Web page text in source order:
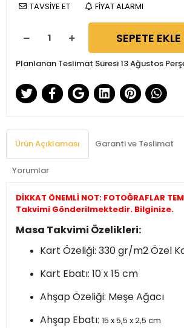
TAVSİYE ET FİYAT ALARMI
SEPETE EKLE
Planlanan Teslimat Süresi 13 Ağustos
Ürün Açıklaması Garanti ve Teslimat
Yorumlar
DİKKAT ÖNEMLİ NOT: FOTOĞRAFLAR
Takvimi Gönderilmektedir. Bilginize.
Masa Takvimi Özelikleri:
Kart Özeliği: 330 gr/m2 Özel
Kart Ebatı: 10 x 15 cm
Ahşap Özeliği: Meşe Ağacı
Ahşap Ebatı: 15 x 5,5 x 2,5 cm